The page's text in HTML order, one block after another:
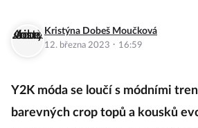
Kristýna Dobeš Moučková
12. března 2023 · 16:59
Y2K móda se loučí s módními
barevných crop topů a kousků